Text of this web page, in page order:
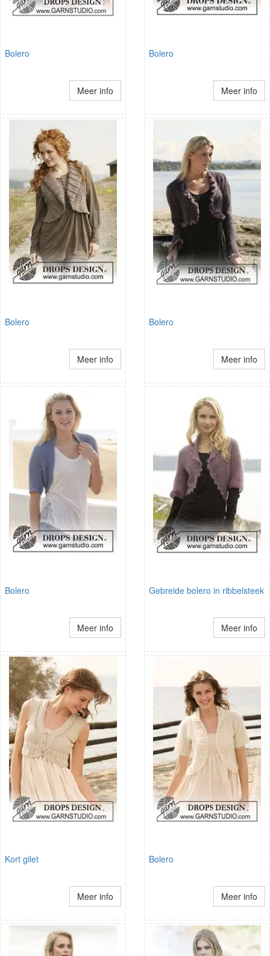
Bolero
Meer info
Bolero
Meer info
Bolero
Meer info
Bolero
Meer info
Bolero
Meer info
Gebreide bolero in ribbelsteek
Meer info
Kort gilet
Meer info
Bolero
Meer info